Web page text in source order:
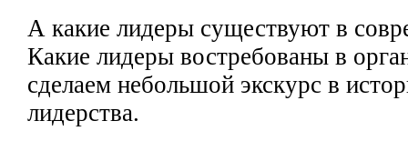
А какие лидеры существуют в
Какие лидеры востребованы в
сделаем небольшой экскурс в
лидерства.